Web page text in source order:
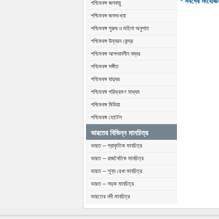
পশ্চিমবঙ্গ জলবায়ু
পশ্চিমবঙ্গ জনসংখ্যা
পশ্চিমবঙ্গ পুরুষ ও মহিলা অনুপাত
পশ্চিমবঙ্গ উন্নয়ন কেন্দ্র
পশ্চিমবঙ্গ আপৎকালীন নম্বর
পশ্চিমবঙ্গ সঙ্গীত
পশ্চিমবঙ্গ যাদুঘর
পশ্চিমবঙ্গ পরিভ্রমণ মাধ্যম
পশ্চিমবঙ্গ মিডিয়া
পশ্চিমবঙ্গ হোটেল
ভারতের বিভিন্ন মানচিত্র
ভারত – প্রাকৃতিক মানচিত্র
ভারত – রাজনৈতিক মানচিত্র
ভারত – শূন্য রেখা মানচিত্র
ভারত – সড়ক মানচিত্র
ভারতের নদী মানচিত্র